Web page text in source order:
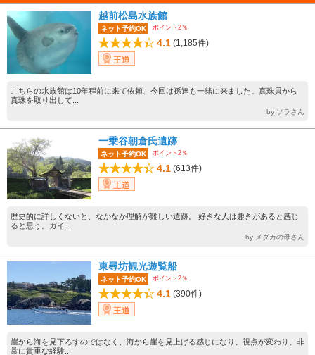
越前松島水族館
ネット予約OK ポイント2％
4.1 (1,185件)
王道
こちらの水族館は10年程前に来て依頼、今回は孫達も一緒に来ました。真珠貝から
真珠を取り出して...
by ソラさん
一乗谷朝倉氏遺跡
ネット予約OK ポイント2％
4.1 (613件)
王道
歴史的に詳しくないと、なかなか理解が難しい遺跡。 好きな人は趣きがあると感じ
ると思う。ガイ...
by メダカの母さん
東尋坊観光遊覧船
ネット予約OK ポイント2％
4.1 (390件)
王道
崖から海を見下ろすのではなく、海から崖を見上げる感じになり、視点が変わり、非
常に貴重な経験...